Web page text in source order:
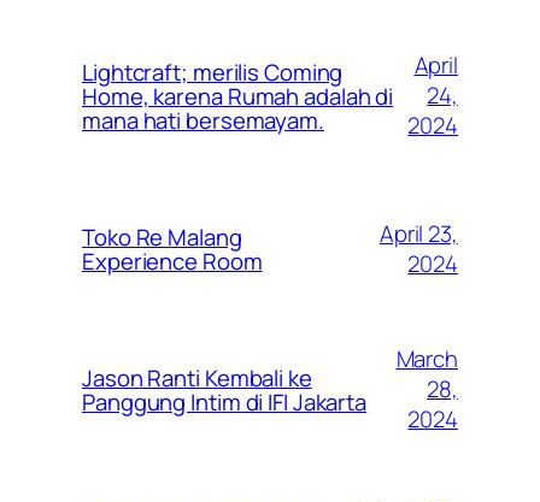
Lightcraft; merilis Coming
Home, karena Rumah adalah di
mana hati bersemayam.
April
24,
2024
Toko Re Malang
Experience Room
April 23,
2024
Jason Ranti Kembali ke
Panggung Intim di IFI Jakarta
March
28,
2024